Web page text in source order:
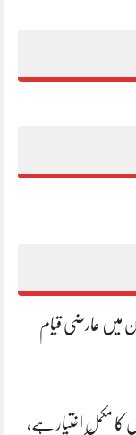
میں عارضی قیام
کا مکمل اختیار ہے،